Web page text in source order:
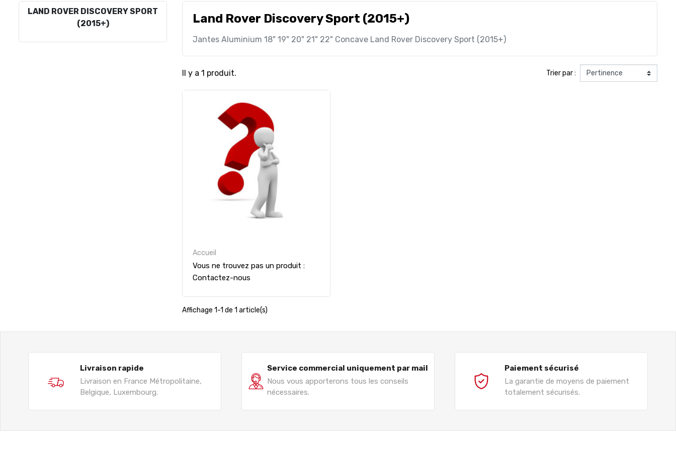
LAND ROVER DISCOVERY SPORT
(2015+)
Land Rover Discovery Sport (2015+)
Jantes Aluminium 18" 19" 20" 21" 22" Concave Land Rover Discovery Sport (2015+)
Il y a 1 produit. Trier par :
Accueil
Vous ne trouvez pas un produit :
Contactez-nous
Affichage 1-1 de 1 article(s)
Livraison rapide
Livraison en France Métropolitaine,
Belgique, Luxembourg.
Service commercial uniquement par mail
Nous vous apporterons tous les conseils
nécessaires.
Paiement sécurisé
La garantie de moyens de paiement
totalement sécurisés.